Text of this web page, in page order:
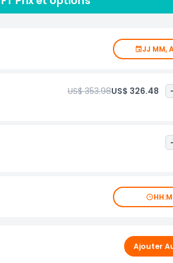
un barbecue sur place, des amuse-
de l'intimité et des vues spectaculaires
sur l'eau.
JJ MM,
US$ 353.98US$ 326.48
Ajouter